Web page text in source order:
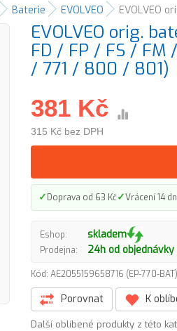
Baterie EVOLVEO EVOLVEO
EVOLVEO orig.
FD / FP / FS /
/ 771 / 800 / 801)
381 Kč
315 Kč bez DPH
✓Doprava od 63 Kč✓Vrácení 14
Eshop: skladem
Prodejna: 24h od objednávky
Kód: AE2055159658716 (EP-770-
Porovnat K
Další oblíbené produkty z této